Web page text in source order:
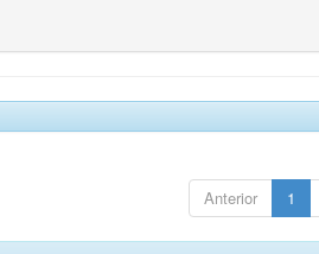
Anterior 1